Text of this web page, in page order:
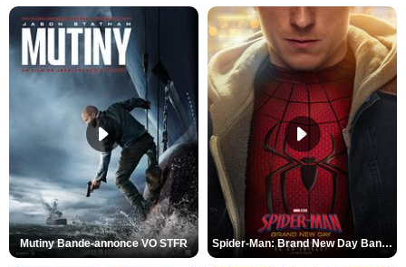
Mutiny Bande-annonce VO STFR Spider-Man: Brand New Day Bande-annonce VO STFR